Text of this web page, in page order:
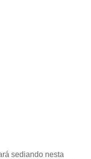
sediando nesta